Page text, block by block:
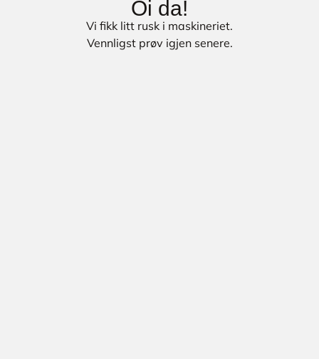
Oi da!
Vi fikk litt rusk i maskineriet.
Vennligst prøv igjen senere.